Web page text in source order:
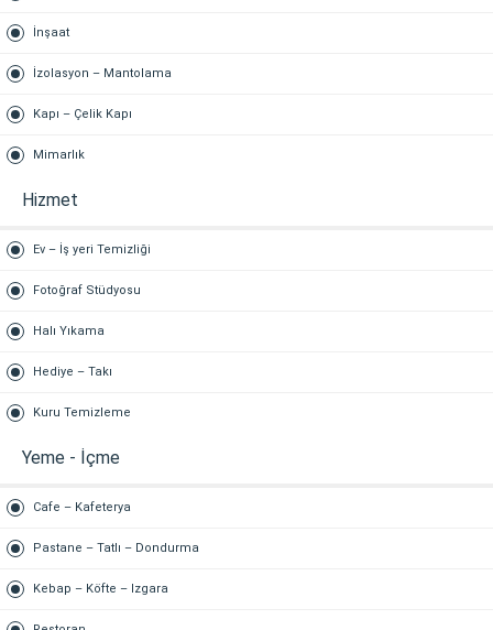
İnşaat
İzolasyon – Mantolama
Kapı – Çelik Kapı
Mimarlık
Hizmet
Ev – İş yeri Temizliği
Fotoğraf Stüdyosu
Halı Yıkama
Hediye – Takı
Kuru Temizleme
Yeme - İçme
Cafe – Kafeterya
Pastane – Tatlı – Dondurma
Kebap – Köfte – Izgara